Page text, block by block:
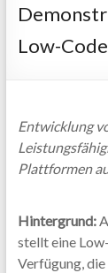
Software
Low-
Entwicklung
Plattformen
Hintergrund:
stellt eine
Verfügung,